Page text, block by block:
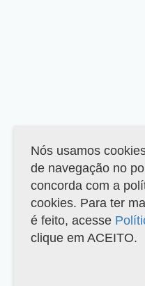
Nós usamos
de navegação no
concorda com a
cookies. Para ter
é feito, acesse
clique em ACEITO.